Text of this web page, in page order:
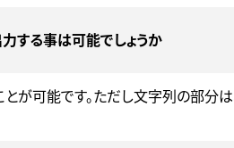
する事は可能でしょうか
が可能です。ただし文字列の部分